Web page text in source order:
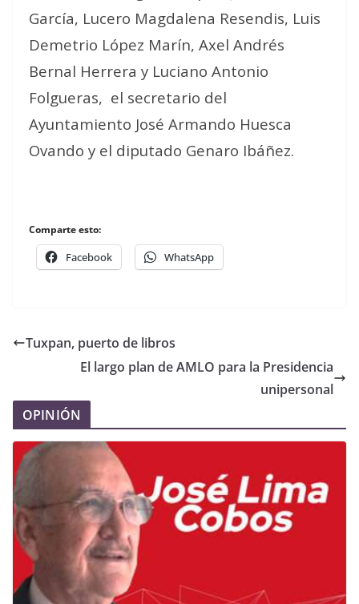
García, Lucero Magdalena Resendis, Luis
Demetrio López Marín, Axel Andrés
Bernal Herrera y Luciano Antonio
Folgueras, el secretario del
Ayuntamiento José Armando Huesca
Ovando y el diputado Genaro Ibáñez.
Comparte esto:
Facebook WhatsApp
Tuxpan, puerto de libros
El largo plan de AMLO para la Presidencia
unipersonal
OPINIÓN